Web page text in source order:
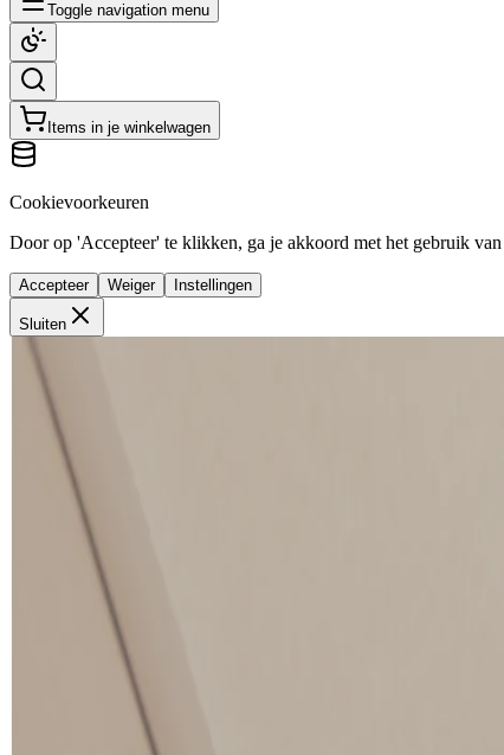
Toggle navigation menu
Items in je winkelwagen
Cookievoorkeuren
Door op 'Accepteer' te klikken, ga je akkoord met het gebruik
Accepteer Weiger Instellingen
Sluiten